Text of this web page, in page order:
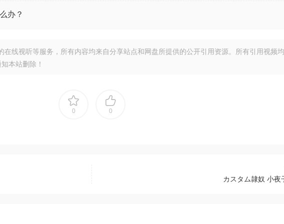
办？
在线视听等服务，所有内容均来自分享站点和网盘所提供的公开引用资源。所有引用视频
本站删除！
0 0
カスタム隷奴 小夜